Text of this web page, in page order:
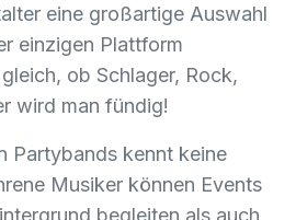
eine großartige Auswahl
einzigen Plattform
ob Schlager, Rock,
wird man fündig!
Partybands kennt keine
Musiker können Events
begleiten als auch